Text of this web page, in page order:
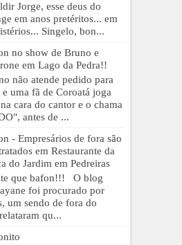
Jorge, esse deus do
em anos pretéritos... em
Singelo, bon...
no show de Bruno e
em Lago da Pedra!!
não atende pedido para
uma fã de Coroatá joga
cara do cantor e o chama
antes de ...
- Empresários de fora são
em Restaurante da
do Jardim em Pedreiras
que bafon!!! O blog
foi procurado por
um sendo de fora do
qu...